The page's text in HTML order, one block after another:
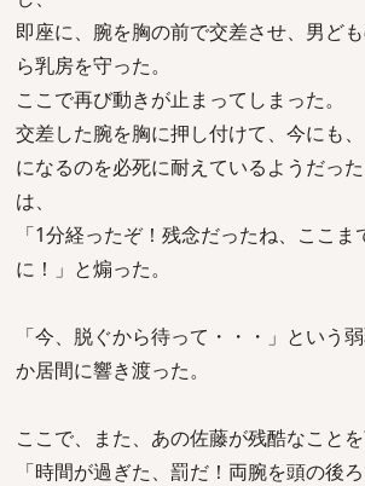
即座に、腕を胸の前で交差させ、男ど
ら乳房を守った。
ここで再び動きが止まってしまった。
交差した腕を胸に押し付けて、今にも
になるのを必死に耐えているようだっ
は、
「1分経ったぞ！残念だったね、ここ
に！」と煽った。
「今、脱ぐから待って・・・」という
か居間に響き渡った。
ここで、また、あの佐藤が残酷なことを
「時間が過ぎた、罰だ！両腕を頭の後